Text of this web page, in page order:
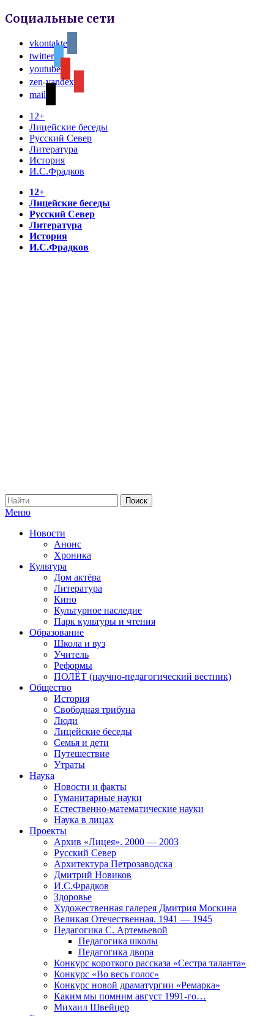
Социальные сети
vkontakte
twitter
youtube
zen-yandex
mail
12+
Лицейские беседы
Русский Север
Литература
История
И.С.Фрадков
12+
Лицейские беседы
Русский Север
Литература
История
И.С.Фрадков
Меню
Новости
Анонс
Хроника
Культура
Дом актёра
Литература
Кино
Культурное наследие
Парк культуры и чтения
Образование
Школа и вуз
Учитель
Реформы
ПОЛЁТ (научно-педагогический вестник)
Общество
История
Свободная трибуна
Люди
Лицейские беседы
Семья и дети
Путешествие
Утраты
Наука
Новости и факты
Гуманитарные науки
Естественно-математические науки
Наука в лицах
Проекты
Архив «Лицея». 2000 — 2003
Русский Север
Архитектура Петрозаводска
Дмитрий Новиков
И.С.Фрадков
Здоровье
Художественная галерея Дмитрия Москина
Великая Отечественная. 1941 — 1945
Педагогика С. Артемьевой
Педагогика школы
Педагогика двора
Конкурс короткого рассказа «Сестра таланта»
Конкурс «Во весь голос»
Конкурс новой драматургии «Ремарка»
Каким мы помним август 1991-го…
Михаил Швейцер